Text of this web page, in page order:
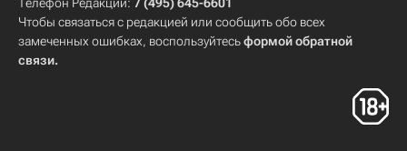
Чтобы связаться с редакцией или сообщить обо всех
замеченных ошибках, воспользуйтесьформой обратной
связи.